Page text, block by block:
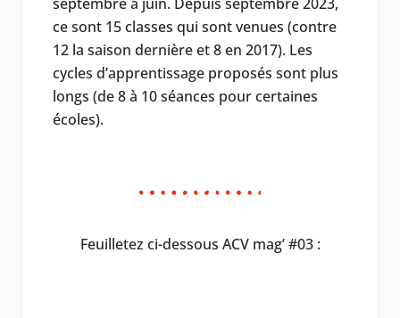
ce sont 15 classes qui sont venues (contre
12 la saison dernière et 8 en 2017). Les
cycles d’apprentissage proposés sont plus
longs (de 8 à 10 séances pour certaines
écoles).
Feuilletez ci-dessous ACV mag’ #03 :